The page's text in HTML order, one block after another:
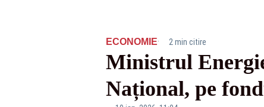
ECONOMIE· 2 min citire
Ministrul
Național, pe